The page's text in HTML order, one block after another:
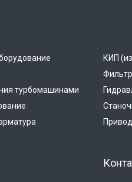
турбомашинами
КИП